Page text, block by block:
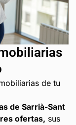
de tu
de Sarrià-Sant
ofertas, sus